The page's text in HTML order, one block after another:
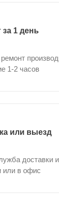
за 1 день
1-2 часов
или выезд
доставки
или в офис